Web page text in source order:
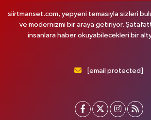
siirtmanset.com, yepyeni temasıyla sizleri
ve modernizmi bir araya getiriyor.
insanlara haber okuyabilecekleri bir
[email protected]